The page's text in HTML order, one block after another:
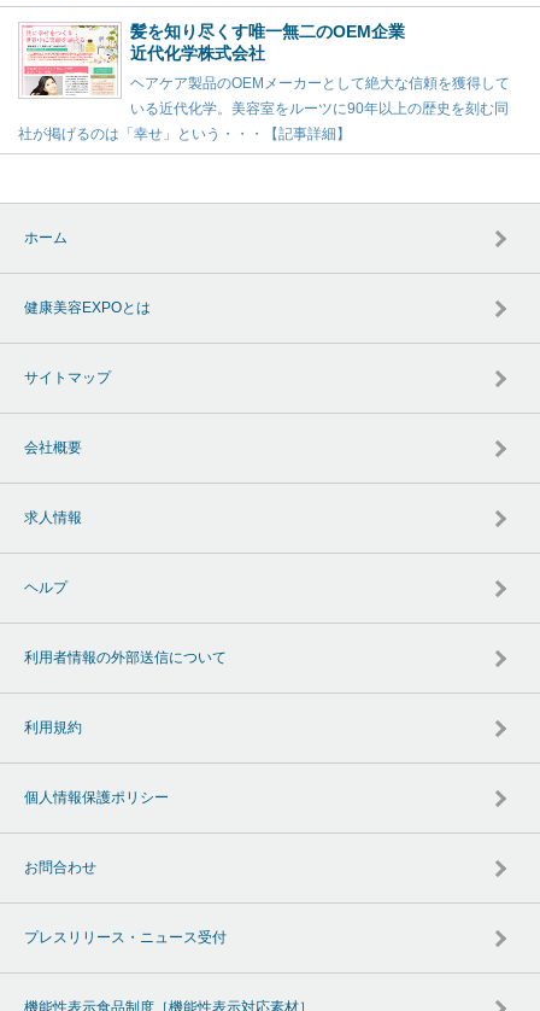
髪を知り尽くす唯一無二のOEM企業
近代化学株式会社
ヘアケア製品のOEMメーカーとして絶大な信頼を獲得して
いる近代化学。美容室をルーツに90年以上の歴史を刻む同
社が掲げるのは「幸せ」という・・・【記事詳細】
ホーム
健康美容EXPOとは
サイトマップ
会社概要
求人情報
ヘルプ
利用者情報の外部送信について
利用規約
個人情報保護ポリシー
お問合わせ
プレスリリース・ニュース受付